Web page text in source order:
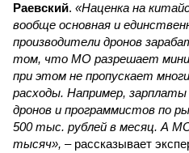
Раевский. «Наценка на
вообще основная и
производители дронов
том, что МО разрешает
при этом не пропускает
расходы. Например, зарплаты
дронов и программистов по
500 тыс. рублей в месяц. А
тысяч», – рассказывает